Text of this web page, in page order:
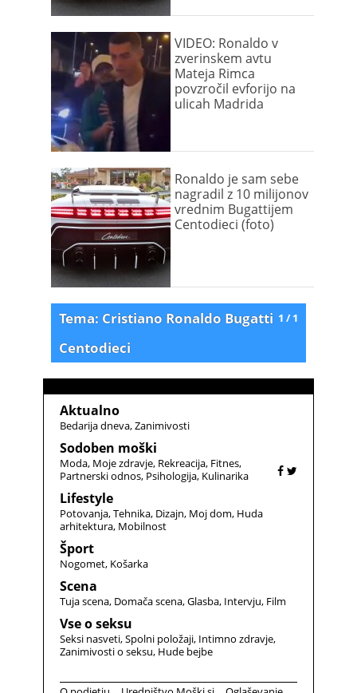
VIDEO: Ronaldo v
zverinskem avtu
Mateja Rimca
povzročil evforijo na
ulicah Madrida
Ronaldo je sam sebe
nagradil z 10 milijonov
vrednim Bugattijem
Centodieci (foto)
1 / 1
Tema: Cristiano Ronaldo Bugatti
Centodieci
Aktualno
Bedarija dneva Zanimivosti
Sodoben moški
Moda Moje zdravje Rekreacija Fitnes
Partnerski odnos Psihologija Kulinarika
Lifestyle
Potovanja Tehnika Dizajn Moj dom Huda
arhitektura Mobilnost
Šport
Nogomet Košarka
Scena
Tuja scena Domača scena Glasba Intervju Film
Vse o seksu
Seksi nasveti Spolni položaji Intimno zdravje
Zanimivosti o seksu Hude bejbe